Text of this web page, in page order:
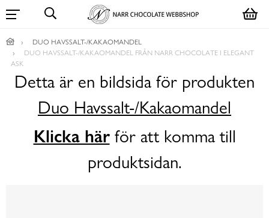
DUO HAVSSALT-/KAKAOMANDEL
DUO HAVSSALT-/KAKAOMANDEL FRÅN NARR CHOCOLATE I ELEGANT
ASK
Detta är en bildsida för produkten
Duo Havssalt-/Kakaomandel
Klicka härför att komma till
produktsidan.